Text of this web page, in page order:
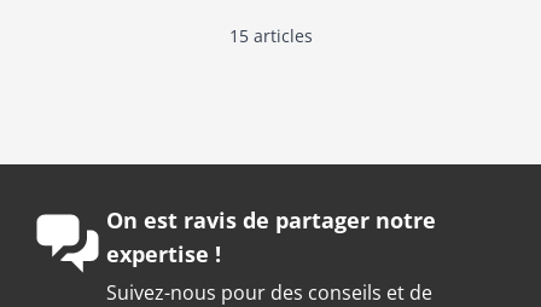
15articles
On est ravis de partager notre
expertise !
Suivez-nous pour des conseils et de